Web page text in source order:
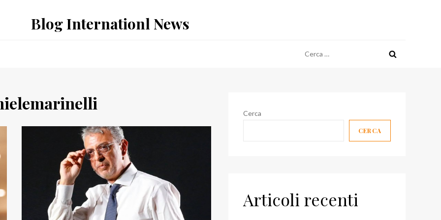
Blog Internationl News
per:
Cerca
CERCA
Articoli recenti